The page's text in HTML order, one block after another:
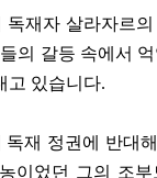
독재자 살라자르
의 갈등 속에서
고 있습니다.
독재 정권에 반대
이었던 그의 조